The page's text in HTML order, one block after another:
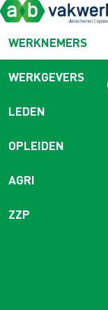
WERKNEMERS
WERKGEVERS
LEDEN
OPLEIDEN
AGRI
ZZP